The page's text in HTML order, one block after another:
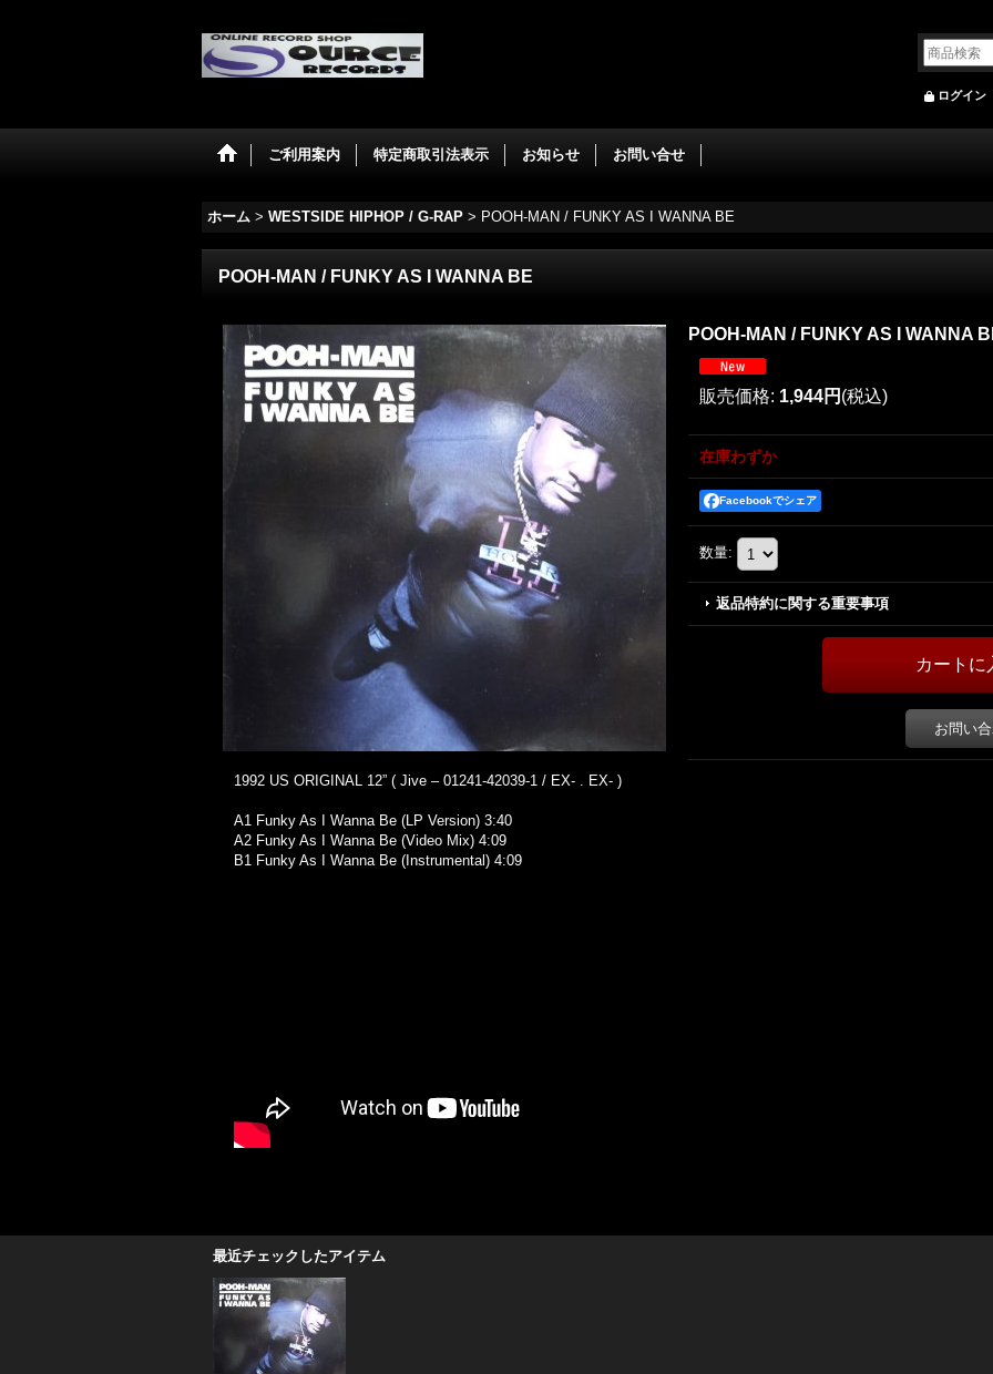
ログイン
ご利用案内 特定商取引法表示 お知らせ お問い合せ
ホーム > WESTSIDE HIPHOP / G-RAP > POOH-MAN / FUNKY AS I WANNA BE
POOH-MAN / FUNKY AS I WANNA BE
POOH-MAN / FUNKY AS I WANNA
販売価格: 1,944円 (税込)
在庫わずか
Facebookでシェア
数量:
返品特約に関する重要事項
お問い
1992 US ORIGINAL 12” ( Jive – 01241-42039-1 / EX- . EX- )
A1 Funky As I Wanna Be (LP Version) 3:40
A2 Funky As I Wanna Be (Video Mix) 4:09
B1 Funky As I Wanna Be (Instrumental) 4:09
最近チェックしたアイテム